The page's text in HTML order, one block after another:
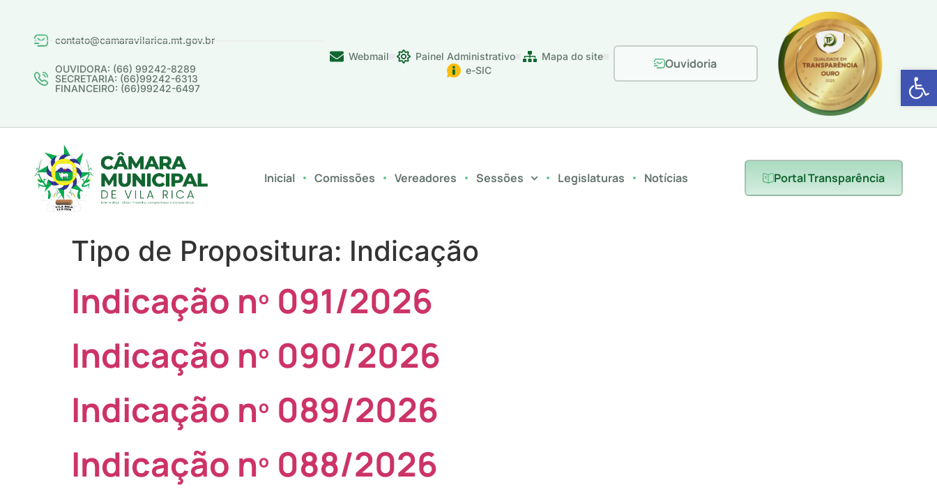
Abrir
contato@camaravilarica.mt.gov.br
OUVIDORA: (66) 99242-8289
SECRETARIA: (66)99242-6313
FINANCEIRO: (66)99242-6497
Webmail Painel Administrativo
Mapa do site
e-SIC
Ouvidoria
Inicial Comissões Vereadores Sessões Legislaturas Notícias Portal Transparência
Tipo de Propositura: Indicação
Indicação nº 091/2026
Indicação nº 090/2026
Indicação nº 089/2026
Indicação nº 088/2026